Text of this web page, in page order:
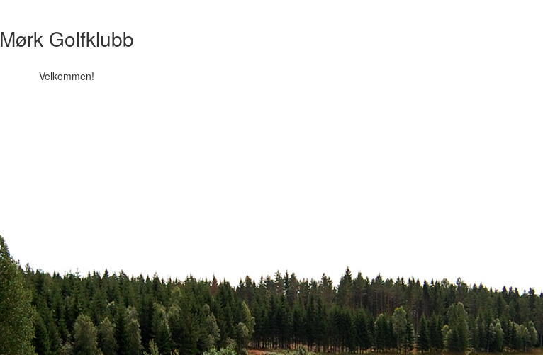
Mørk Golfklubb
Velkommen!